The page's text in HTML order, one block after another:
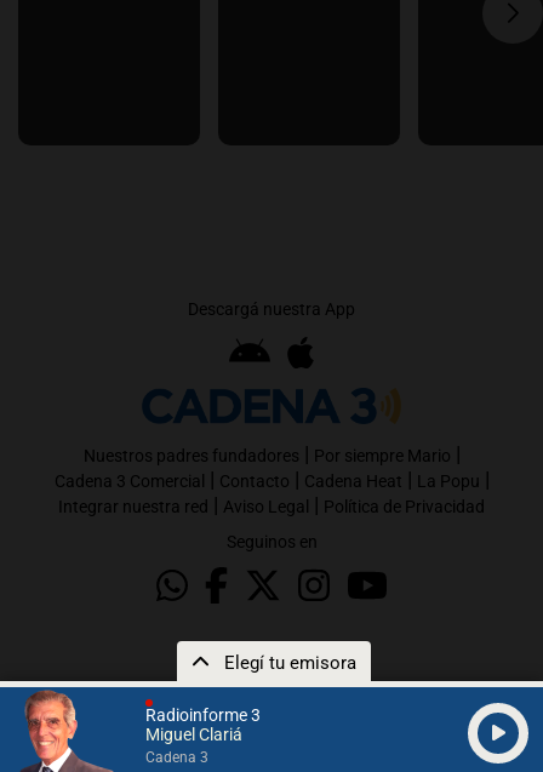
Radioinforme 3
Miguel Clariá
Cadena 3
Elegí tu emisora
Descargá nuestra App
Nuestros padres fundadores | Por siempre Mario |
Cadena 3 Comercial | Contacto | Cadena Heat | La Popu |
Integrar nuestra red | Aviso Legal | Política de Privacidad
Seguinos en